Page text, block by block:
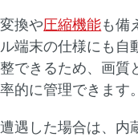
換や圧縮機能も備
端末の仕様にも自
できるため、画質
的に管理できます。
遇した場合は、内